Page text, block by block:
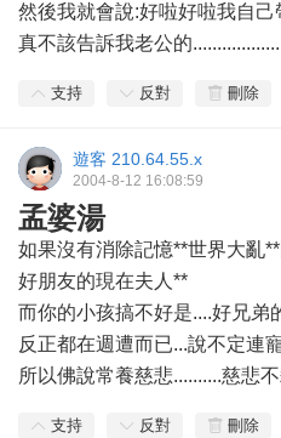
然後我就會說:好啦好啦我自己
真不該告訴我老公的..................
支持 反對 刪除
遊客 210.64.55.x
2004-8-12 16:08:59
孟婆湯
如果沒有消除記憶**世界大亂
好朋友的現在夫人**
而你的小孩搞不好是....好兄弟
反正都在週遭而已...說不定連
所以佛說常養慈悲..........慈悲
支持 反對 刪除